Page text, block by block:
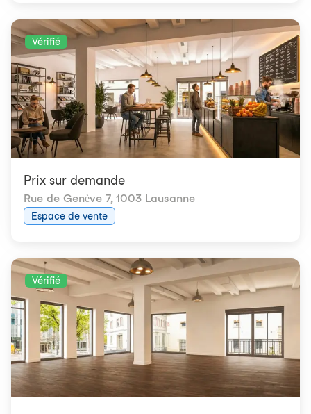
Vérifié
Prix ​​sur demande
Rue de Genève 7, 1003 Lausanne
Espace de vente
Vérifié